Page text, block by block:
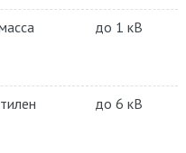
до 1 кВ
до 6 кВ